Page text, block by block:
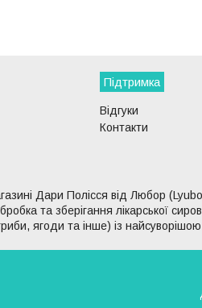
Підтримка
Відгуки
Контакти
Дари Полісся від Любор
та зберігання лікарської
ягоди та інше) із найсуворішою